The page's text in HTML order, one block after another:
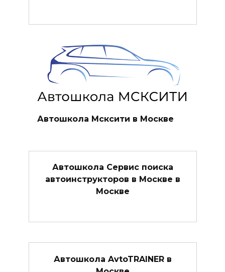
Автошкола Мсксити в Москве
Автошкола Сервис поиска
автоинструкторов в Москве в
Москве
Автошкола AvtoTRAINER в